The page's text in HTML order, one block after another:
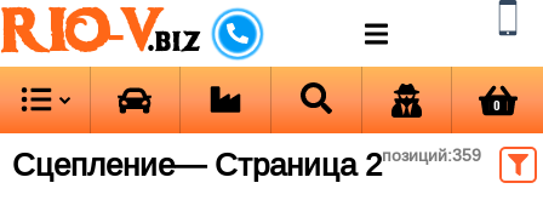
RIO-V.biz
0
Сцепление— Страница 2позиций:359